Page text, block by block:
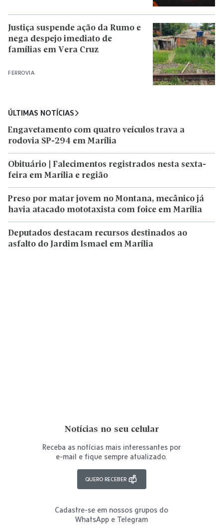
FERROVIA
Justiça suspende ação da Rumo e
nega despejo imediato de
famílias em Vera Cruz
ÚLTIMAS NOTÍCIAS
Engavetamento com quatro veículos trava a
rodovia SP-294 em Marília
Obituário | Falecimentos registrados nesta sexta-
feira em Marília e região
Preso por matar jovem no Montana, mecânico já
havia atacado mototaxista com foice em Marília
Deputados destacam recursos destinados ao
asfalto do Jardim Ismael em Marília
Notícias no seu celular
Receba as notícias mais interessantes por
e-mail e fique sempre atualizado.
QUERO RECEBER
Cadastre-se em nossos grupos do
WhatsApp e Telegram